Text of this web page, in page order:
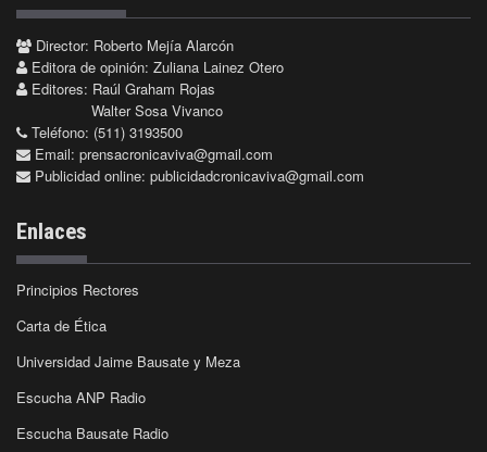
Director: Roberto Mejía Alarcón
Editora de opinión: Zuliana Lainez Otero
Editores: Raúl Graham Rojas
Walter Sosa Vivanco
Teléfono: (511) 3193500
Email: prensacronicaviva@gmail.com
Publicidad online: publicidadcronicaviva@gmail.com
Enlaces
Principios Rectores
Carta de Ética
Universidad Jaime Bausate y Meza
Escucha ANP Radio
Escucha Bausate Radio